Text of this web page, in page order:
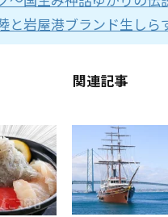
と岩屋港ブランド生しら
関連記事